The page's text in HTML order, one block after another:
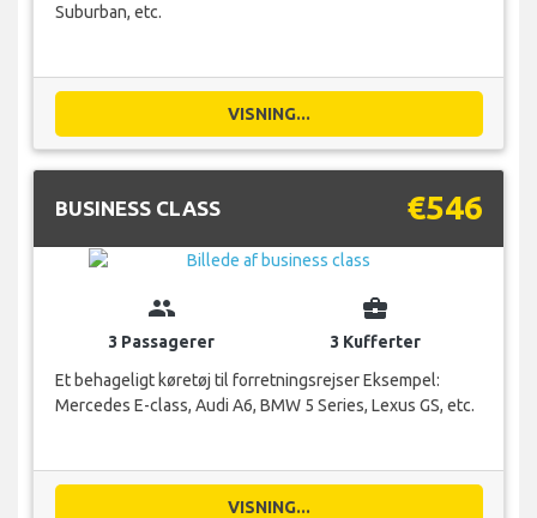
Suburban, etc.
VISNING...
BUSINESS CLASS €546
group
3 Passagerer
business_center
3 Kufferter
Et behageligt køretøj til forretningsrejser Eksempel:
Mercedes E-class, Audi A6, BMW 5 Series, Lexus GS, etc.
VISNING...